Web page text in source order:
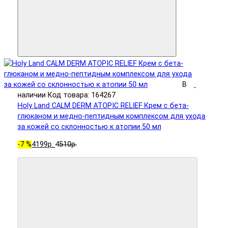
В
наличии Код товара: 164267
Holy Land CALM DERM ATOPIC RELIEF Крем с бета-
глюканом и медно-пептидным комплексом для ухода
за кожей со склонностью к атопии 50 мл
-7 %4199р. 4510р.